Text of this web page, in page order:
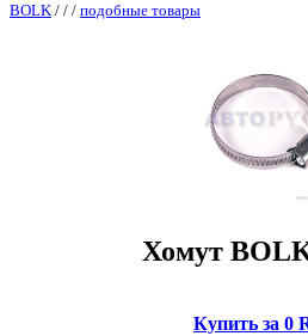
BOLK / / / подобные товары
Хомут
Купить за 0